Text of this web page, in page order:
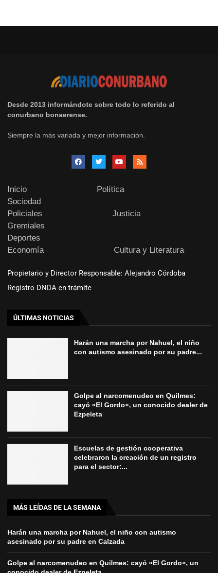
Desde 2013 informándote sobre todo lo referido al
conurbano bonaerense.
Siempre la más variada y mejor información.
Inicio
Política
Sociedad
Policiales
Justicia
Gremiales
Deportes
Economía
Cultura y Literatura
Propietario y Director Responsable: Alejandro Córdoba
Registro DNDA en trámite
ÚLTIMAS NOTICIAS
Harán una marcha por Nahuel, el niño
con autismo asesinado por su padre...
Golpe al narcomenudeo en Quilmes:
cayó «El Gordo», un conocido dealer de
Ezpeleta
Escuelas de gestión cooperativa
celebraron la creación de un registro
para el sector:...
MÁS LEÍDAS DE LA SEMANA
Harán una marcha por Nahuel, el niño con autismo
asesinado por su padre en Calzada
Golpe al narcomenudeo en Quilmes: cayó «El Gordo», un